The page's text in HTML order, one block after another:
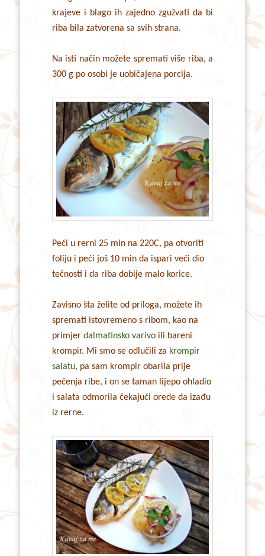
krajeve i blago ih zajedno zgužvati da bi
riba bila zatvorena sa svih strana.
Na isti način možete spremati više riba, a
300 g po osobi je uobičajena porcija.
Peći u rerni 25 min na 220C, pa otvoriti
foliju i peći još 10 min da ispari veći dio
tečnosti i da riba dobije malo korice.
Zavisno šta želite od priloga, možete ih
spremati istovremeno s ribom, kao na
primjer dalmatinsko varivoili bareni
krompir. Mi smo se odlučili za krompir
salatu, pa sam krompir obarila prije
pečenja ribe, i on se taman lijepo ohladio
i salata odmorila čekajući orede da izađu
iz rerne.